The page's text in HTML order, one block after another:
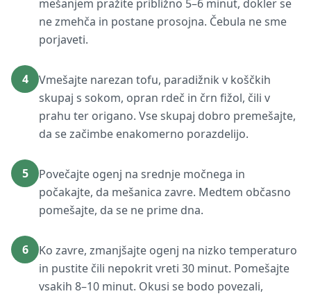
mešanjem pražite približno 5–6 minut, dokler se
ne zmehča in postane prosojna. Čebula ne sme
porjaveti.
4
Vmešajte narezan tofu, paradižnik v koščkih
skupaj s sokom, opran rdeč in črn fižol, čili v
prahu ter origano. Vse skupaj dobro premešajte,
da se začimbe enakomerno porazdelijo.
5
Povečajte ogenj na srednje močnega in
počakajte, da mešanica zavre. Medtem občasno
pomešajte, da se ne prime dna.
6
Ko zavre, zmanjšajte ogenj na nizko temperaturo
in pustite čili nepokrit vreti 30 minut. Pomešajte
vsakih 8–10 minut. Okusi se bodo povezali,